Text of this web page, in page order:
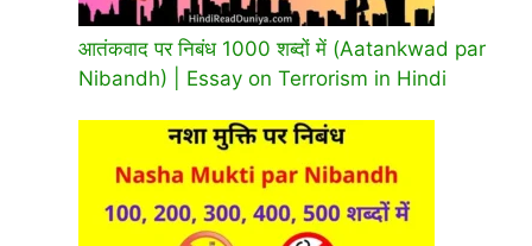
आतंकवाद पर निबंध 1000 शब्दों में (Aatankwad par
Nibandh) | Essay on Terrorism in Hindi